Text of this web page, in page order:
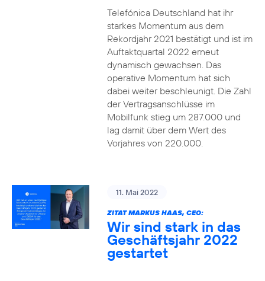
Telefónica Deutschland hat ihr
starkes Momentum aus dem
Rekordjahr 2021 bestätigt und ist im
Auftaktquartal 2022 erneut
dynamisch gewachsen. Das
operative Momentum hat sich
dabei weiter beschleunigt. Die Zahl
der Vertragsanschlüsse im
Mobilfunk stieg um 287.000 und
lag damit über dem Wert des
Vorjahres von 220.000.
11. Mai 2022
ZITAT MARKUS HAAS, CEO:
Wir sind stark in das
Geschäftsjahr 2022
gestartet